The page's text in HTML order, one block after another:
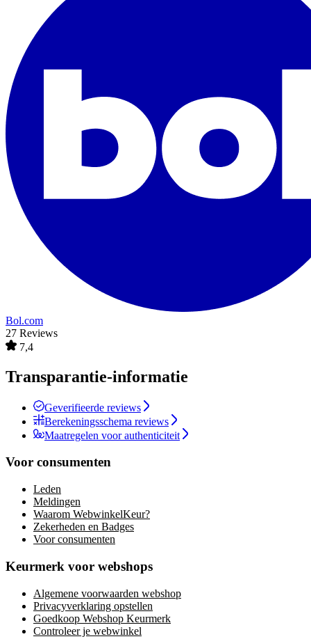
Bol.com
27 Reviews
7,4
Transparantie-informatie
Geverifieerde reviews
Berekeningsschema reviews
Maatregelen voor authenticiteit
Voor consumenten
Leden
Meldingen
Waarom WebwinkelKeur?
Zekerheden en Badges
Voor consumenten
Keurmerk voor webshops
Algemene voorwaarden webshop
Privacyverklaring opstellen
Goedkoop Webshop Keurmerk
Controleer je webwinkel